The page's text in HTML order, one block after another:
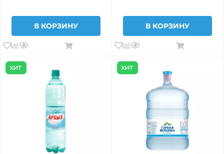
В КОРЗИНУ В КОРЗИНУ